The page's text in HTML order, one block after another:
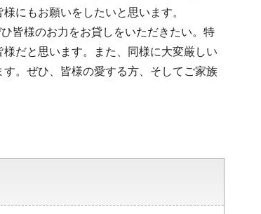
にもお願いをしたいと思います。
皆様のお力をお貸しをいただきたい。特
だと思います。また、同様に大変厳しい
。ぜひ、皆様の愛する方、そしてご家族